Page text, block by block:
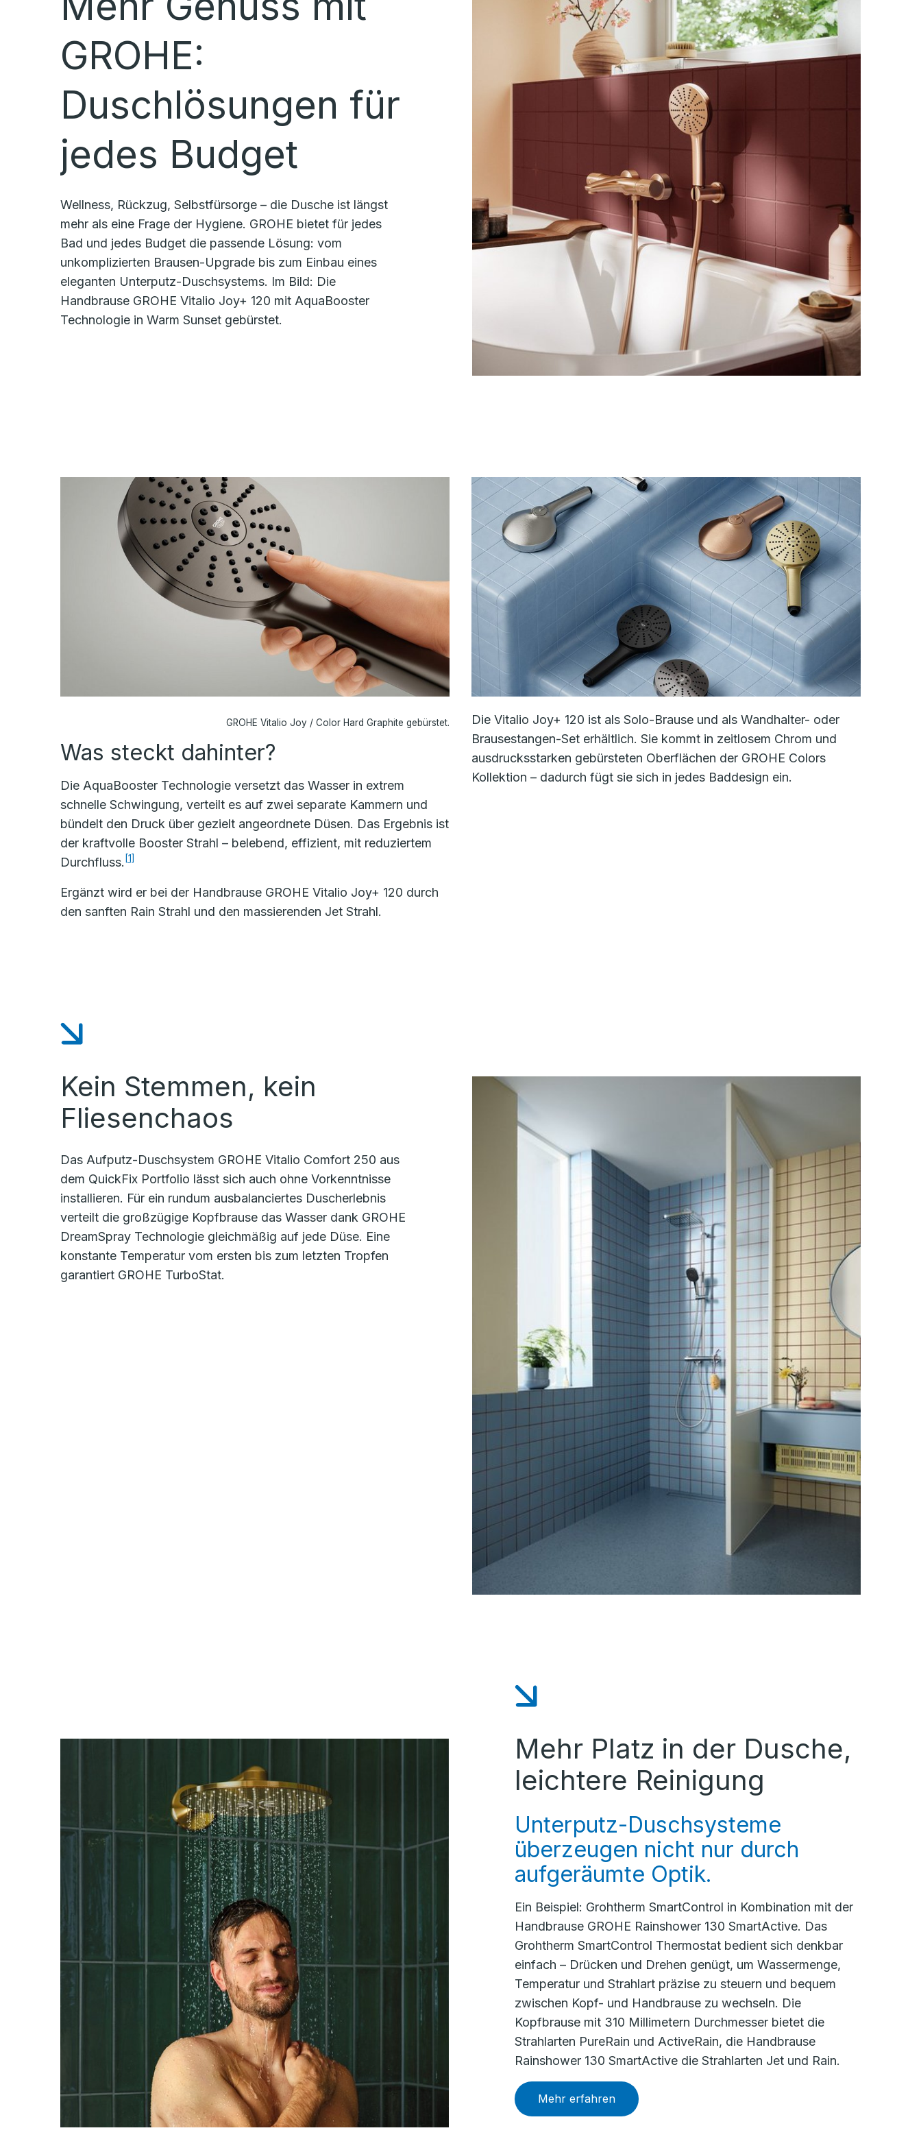
GROHE:
Duschlösungen für
jedes Budget
Wellness, Rückzug, Selbstfürsorge – die Dusche ist längst
mehr als eine Frage der Hygiene. GROHE bietet für jedes
Bad und jedes Budget die passende Lösung: vom
unkomplizierten Brausen-Upgrade bis zum Einbau eines
eleganten Unterputz-Duschsystems. Im Bild: Die
Handbrause GROHE Vitalio Joy+ 120 mit AquaBooster
Technologie in Warm Sunset gebürstet.
GROHE Vitalio Joy / Color Hard Graphite gebürstet.
Was steckt dahinter?
Die AquaBooster Technologie versetzt das Wasser in extrem
schnelle Schwingung, verteilt es auf zwei separate Kammern und
bündelt den Druck über gezielt angeordnete Düsen. Das Ergebnis ist
der kraftvolle Booster Strahl – belebend, effizient, mit reduziertem
Durchfluss. [1]
Ergänzt wird er bei der Handbrause GROHE Vitalio Joy+ 120 durch
den sanften Rain Strahl und den massierenden Jet Strahl.
Die Vitalio Joy+ 120 ist als Solo-Brause und als Wandhalter- oder
Brausestangen-Set erhältlich. Sie kommt in zeitlosem Chrom und
ausdrucksstarken gebürsteten Oberflächen der GROHE Colors
Kollektion – dadurch fügt sie sich in jedes Baddesign ein.
Kein Stemmen, kein
Fliesenchaos
Das Aufputz-Duschsystem GROHE Vitalio Comfort 250 aus
dem QuickFix Portfolio lässt sich auch ohne Vorkenntnisse
installieren. Für ein rundum ausbalanciertes Duscherlebnis
verteilt die großzügige Kopfbrause das Wasser dank GROHE
DreamSpray Technologie gleichmäßig auf jede Düse. Eine
konstante Temperatur vom ersten bis zum letzten Tropfen
garantiert GROHE TurboStat.
Mehr Platz in der Dusche,
leichtere Reinigung
Unterputz-Duschsysteme
überzeugen nicht nur durch
aufgeräumte Optik.
Ein Beispiel: Grohtherm SmartControl in Kombination mit der
Handbrause GROHE Rainshower 130 SmartActive. Das
Grohtherm SmartControl Thermostat bedient sich denkbar
einfach – Drücken und Drehen genügt, um Wassermenge,
Temperatur und Strahlart präzise zu steuern und bequem
zwischen Kopf- und Handbrause zu wechseln. Die
Kopfbrause mit 310 Millimetern Durchmesser bietet die
Strahlarten PureRain und ActiveRain, die Handbrause
Rainshower 130 SmartActive die Strahlarten Jet und Rain.
Mehr erfahren